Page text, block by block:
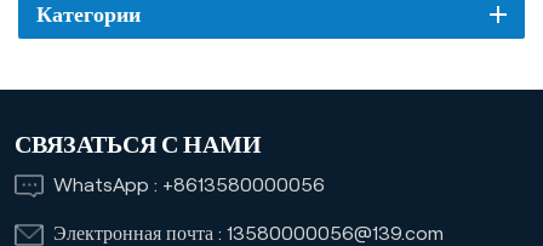
Категории
СВЯЗАТЬСЯ С НАМИ
WhatsApp : +8613580000056
Электронная почта : 13580000056@139.com